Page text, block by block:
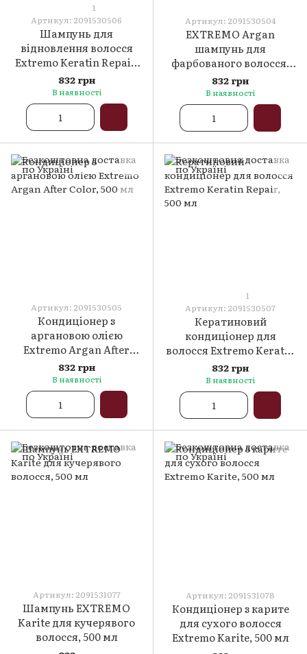
1
Артикул: 2091530506
Шампунь для
відновлення волосся
Extremo Keratin Repair,
500 мл
832 грн
В наявності
Артикул: 2091530504
EXTREMO Argan
шампунь для
фарбованого волосся,
500 мл
832 грн
В наявності
Артикул: 2091530505
Кондиціонер з
аргановою олією
Extremo Argan After
Color, 500 мл
832 грн
В наявності
1
Артикул: 2091530507
Кератиновий
кондиціонер для
волосся Extremo Keratin
Repair, 500 мл
832 грн
В наявності
Артикул: 2091531077
Шампунь EXTREMO
Karite для кучерявого
волосся, 500 мл
Артикул: 2091531078
Кондиціонер з карите
для сухого волосся
Extremo Karite, 500 мл